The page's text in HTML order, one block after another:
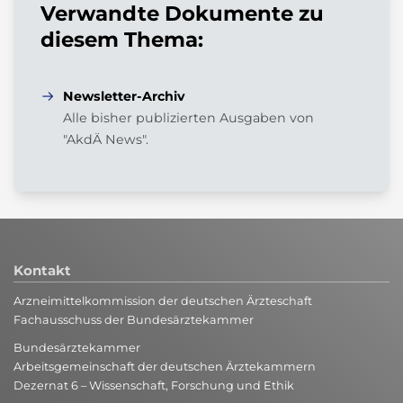
Verwandte Dokumente zu
diesem Thema:
Newsletter-Archiv
Alle bisher publizierten Ausgaben von
"AkdÄ News".
Kontakt
Arzneimittelkommission der deutschen Ärzteschaft
Fachausschuss der Bundesärztekammer
Bundesärztekammer
Arbeitsgemeinschaft der deutschen Ärztekammern
Dezernat 6 – Wissenschaft, Forschung und Ethik